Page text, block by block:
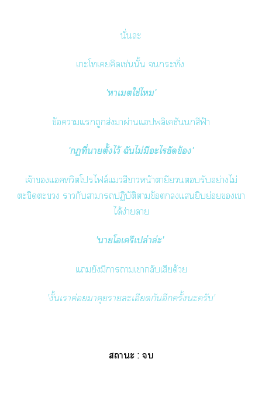
นั่นะ
เะโเคิดเช่นนั้น กระทั่ง
'าเตใช่ไ'
ข้อาแถูกส่งาผ่านแปพลิเคชันสีฟ้า
'ที่าตั้งไว้ ฉันไม่มีะไขัดข้อง'
เจ้าแคทวิตโไล์แสีาหน้าตายีรับอย่างไม่
ตะขิดตะขวง ากับาาปฏิบัติาข้อแยิบย่อยเา
ได้ง่ายดาย
'าโเรึเปล่าล่ะ'
แยังมีาาเากลับเสียด้วย
'งั้นเาค่อยาคุยรายละเอียดกันอีกครั้งะครับ'
าะ : 